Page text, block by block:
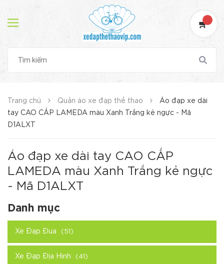
Trang chủ Quần áo xe đạp thể thao
Áo đạp xe dài
tay CAO CẤP LAMEDA màu Xanh Trắng kẻ ngực - Mã
D1ALXT
Áo đạp xe dài tay CAO CẤP
LAMEDA màu Xanh Trắng kẻ ngực
- Mã D1ALXT
Danh mục
Xe Đạp Đua (51)
Xe Đạp Địa Hình (41)